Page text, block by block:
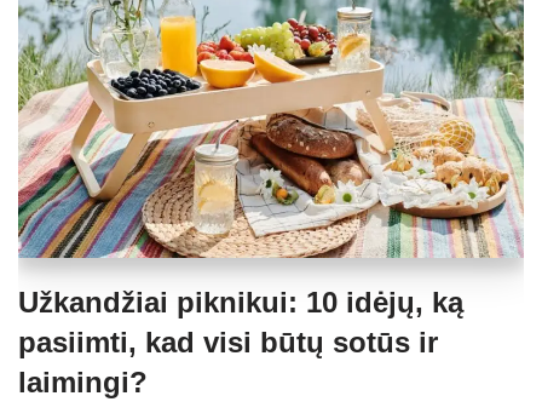
Užkandžiai piknikui: 10 idėjų, ką
pasiimti, kad visi būtų sotūs ir
laimingi?